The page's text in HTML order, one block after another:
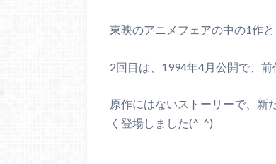
東映のアニメフェアの中の1作
2回目は、1994年4月公開で、
原作にはないストーリーで、新
く登場しました(^-^)